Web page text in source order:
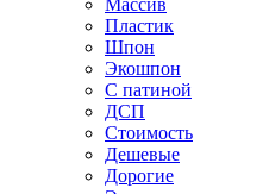
Массив
Пластик
Шпон
Экошпон
С патиной
ДСП
Стоимость
Дешевые
Дорогие